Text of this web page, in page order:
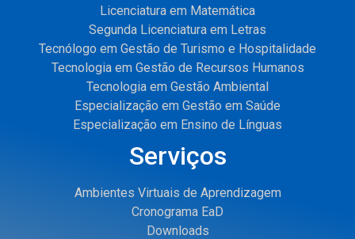
Licenciatura em Matemática
Segunda Licenciatura em Letras
Tecnólogo em Gestão de Turismo e Hospitalidade
Tecnologia em Gestão de Recursos Humanos
Tecnologia em Gestão Ambiental
Especialização em Gestão em Saúde
Especialização em Ensino de Línguas
Serviços
Ambientes Virtuais de Aprendizagem
Cronograma EaD
Downloads